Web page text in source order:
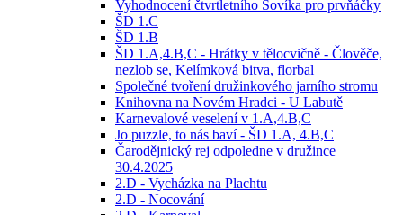
Vyhodnocení čtvrtletního Sovíka pro prvňáčky
ŠD 1.C
ŠD 1.B
ŠD 1.A,4.B,C - Hrátky v tělocvičně - Člověče,
nezlob se, Kelímková bitva, florbal
Společné tvoření družinkového jarního stromu
Knihovna na Novém Hradci - U Labutě
Karnevalové veselení v 1.A,4.B,C
Jo puzzle, to nás baví - ŠD 1.A, 4.B,C
Čarodějnický rej odpoledne v družince
30.4.2025
2.D - Vycházka na Plachtu
2.D - Nocování